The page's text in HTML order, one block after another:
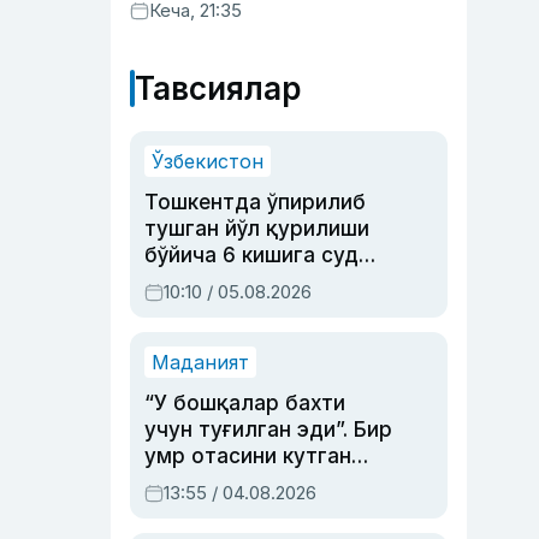
маълум қилинди
Кеча, 21:35
Тавсиялар
Ўзбекистон
Тошкентда ўпирилиб
тушган йўл қурилиши
бўйича 6 кишига суд
ҳукми ўқилди
10:10 / 05.08.2026
Маданият
“У бошқалар бахти
учун туғилган эди”. Бир
умр отасини кутган
актриса ва дубльяж
устаси Римма
13:55 / 04.08.2026